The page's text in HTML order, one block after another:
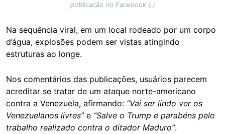
publicação no Facebook (.)
Na sequência viral, em um local rodeado por um corpo
d’água, explosões podem ser vistas atingindo
estruturas ao longe.
Nos comentários das publicações, usuários parecem
acreditar se tratar de um ataque norte-americano
contra a Venezuela, afirmando: “Vai ser lindo ver os
Venezuelanos livres”e “Salve o Trump e parabéns pelo
trabalho realizado contra o ditador Maduro”.